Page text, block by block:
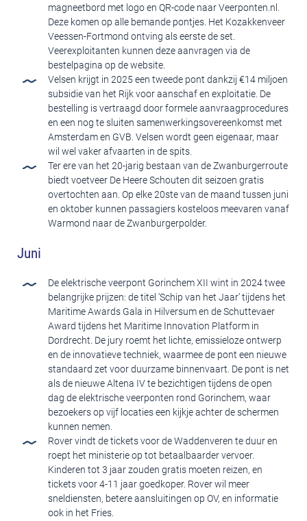
magneetbord met logo en QR-code naar Veerponten.nl.
Deze komen op alle bemande pontjes. Het Kozakkenveer
Veessen-Fortmond ontving als eerste de set.
Veerexploitanten kunnen deze aanvragen via de
bestelpagina op de website.
Velsen krijgt in 2025 een tweede pont dankzij €14 miljoen
subsidie van het Rijk voor aanschaf en exploitatie. De
bestelling is vertraagd door formele aanvraagprocedures
en een nog te sluiten samenwerkingsovereenkomst met
Amsterdam en GVB. Velsen wordt geen eigenaar, maar
wil wel vaker afvaarten in de spits.
Ter ere van het 20-jarig bestaan van de Zwanburgerroute
biedt voetveer De Heere Schouten dit seizoen gratis
overtochten aan. Op elke 20ste van de maand tussen juni
en oktober kunnen passagiers kosteloos meevaren vanaf
Warmond naar de Zwanburgerpolder.
Juni
De elektrische veerpont Gorinchem XII wint in 2024 twee
belangrijke prijzen: de titel ‘Schip van het Jaar’ tijdens het
Maritime Awards Gala in Hilversum en de Schuttevaer
Award tijdens het Maritime Innovation Platform in
Dordrecht. De jury roemt het lichte, emissieloze ontwerp
en de innovatieve techniek, waarmee de pont een nieuwe
standaard zet voor duurzame binnenvaart. De pont is net
als de nieuwe Altena IV te bezichtigen tijdens de open
dag de elektrische veerponten rond Gorinchem, waar
bezoekers op vijf locaties een kijkje achter de schermen
kunnen nemen.
Rover vindt de tickets voor de Waddenveren te duur en
roept het ministerie op tot betaalbaarder vervoer.
Kinderen tot 3 jaar zouden gratis moeten reizen, en
tickets voor 4-11 jaar goedkoper. Rover wil meer
sneldiensten, betere aansluitingen op OV, en informatie
ook in het Fries.